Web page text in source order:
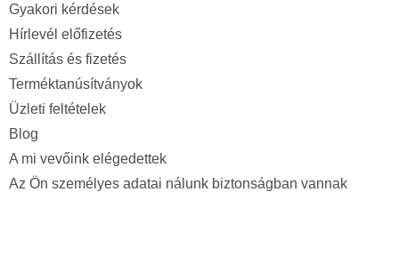
Gyakori kérdések
Hírlevél előfizetés
Szállítás és fizetés
Terméktanúsítványok
Üzleti feltételek
Blog
A mi vevőink elégedettek
Az Ön személyes adatai nálunk biztonságban vannak